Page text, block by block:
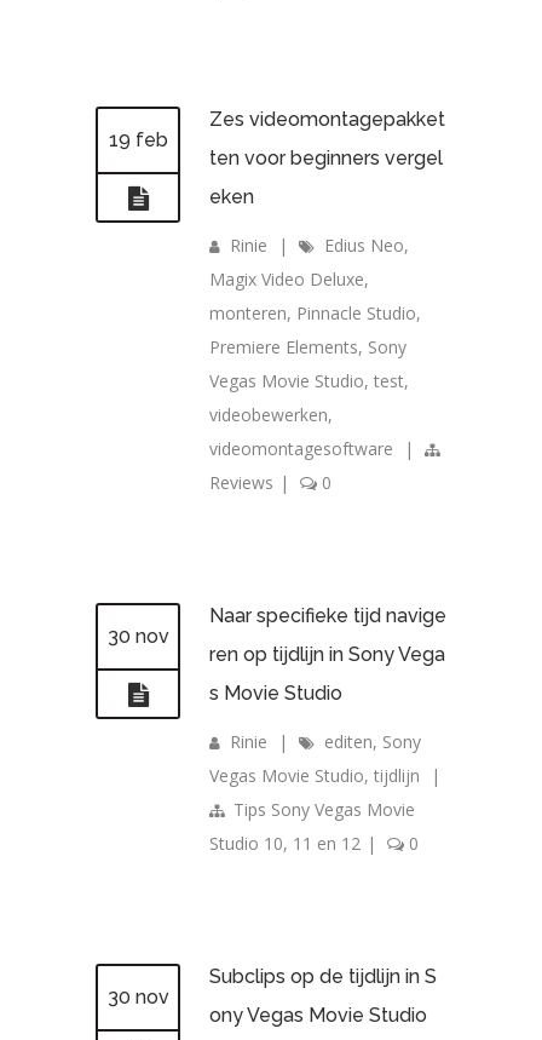
19 feb
Zes videomontagepakket
ten voor beginners vergel
eken
Rinie | Edius Neo,
Magix Video Deluxe,
monteren, Pinnacle Studio,
Premiere Elements, Sony
Vegas Movie Studio, test,
videobewerken,
videomontagesoftware
|
Reviews | 0
30 nov
Naar specifieke tijd navige
ren op tijdlijn in Sony Vega
s Movie Studio
Rinie | editen, Sony
Vegas Movie Studio, tijdlijn
|
Tips Sony Vegas Movie
Studio 10, 11 en 12 | 0
30 nov
Subclips op de tijdlijn in S
ony Vegas Movie Studio